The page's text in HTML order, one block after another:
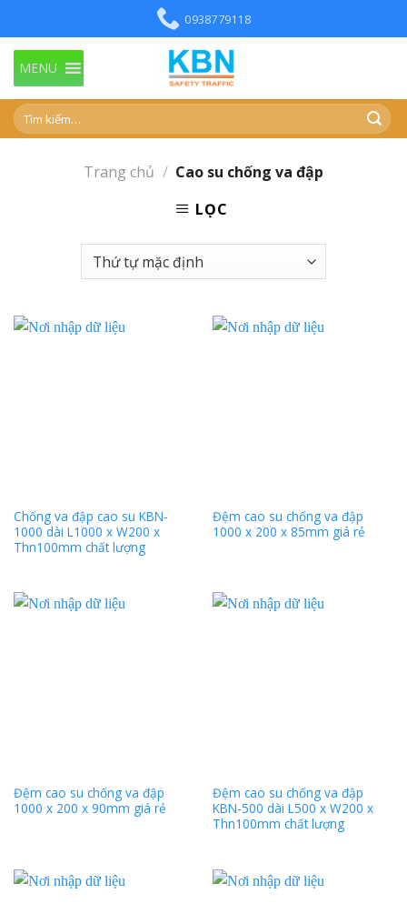
to
content
0938779118
MENU
Trang chủ / Cao su chống va đập
LỌC
Chống va đập cao su KBN-
1000 dài L1000 x W200 x
Thn100mm chất lượng
Đệm cao su chống va đập
1000 x 200 x 85mm giá rẻ
Đệm cao su chống va đập
1000 x 200 x 90mm giá rẻ
Đệm cao su chống va đập
KBN-500 dài L500 x W200 x
Thn100mm chất lượng